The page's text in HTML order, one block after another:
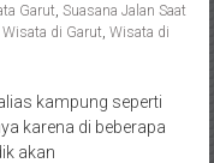
Garut, Suasana Jalan Saat
di Garut, Wisata di
kampung seperti
karena di beberapa
akan